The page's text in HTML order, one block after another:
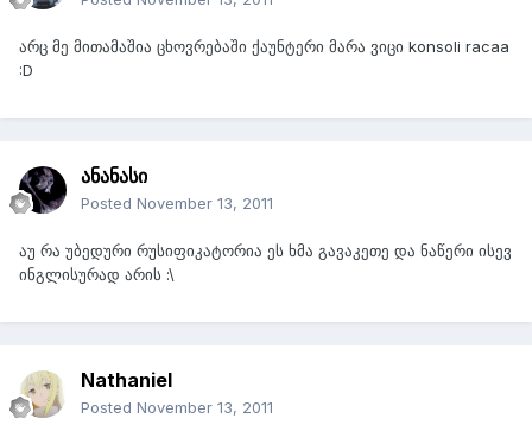
არც მე მითამაშია ცხოვრებაში ქაუნტერი მარა ვიცი konsoli racaa
:D
ანანასი
Posted November 13, 2011
აუ რა უბედური რუსიფიკატორია ეს ხმა გავაკეთე და ნაწერი ისევ
ინგლისურად არის :\
Nathaniel
Posted November 13, 2011